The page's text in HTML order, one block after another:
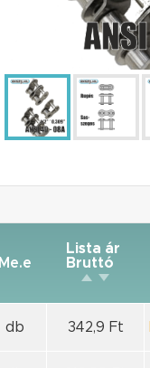
Me.e
Lista ár
Bruttó
db 342,9 Ft